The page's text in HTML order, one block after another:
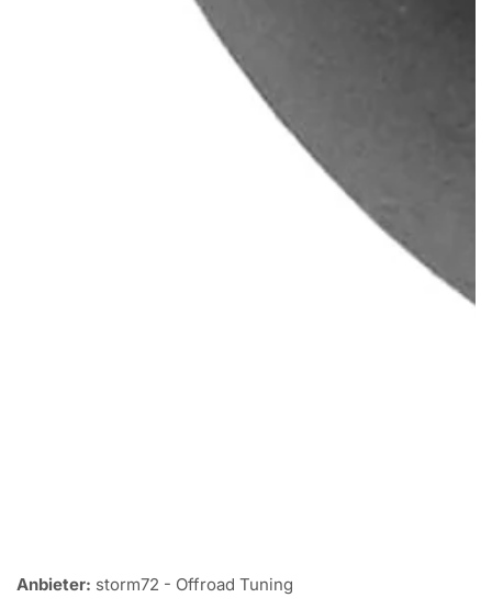
in
Anbieter: storm72 - Offroad Tuning